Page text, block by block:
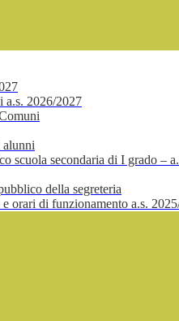
a.s. 2026/2027
alunni
scuola secondaria di I grado –
della segreteria
orari di funzionamento a.s.